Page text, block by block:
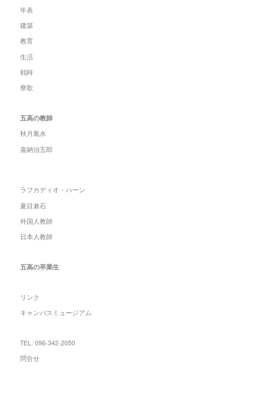
年表
建築
教育
生活
戦時
寮歌
五高の教師
秋月胤永
嘉納治五郎
ラフカディオ・ハーン
夏目漱石
外国人教師
日本人教師
五高の卒業生
リンク
キャンパスミュージアム
TEL: 096-342-2050
問合せ